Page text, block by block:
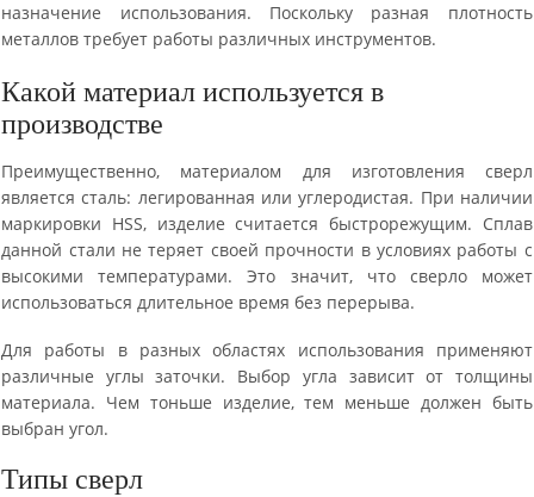
назначение использования. Поскольку разная плотность
металлов требует работы различных инструментов.
Какой материал используется в
производстве
Преимущественно, материалом для изготовления сверл
является сталь: легированная или углеродистая. При наличии
маркировки HSS, изделие считается быстрорежущим. Сплав
данной стали не теряет своей прочности в условиях работы с
высокими температурами. Это значит, что сверло может
использоваться длительное время без перерыва.
Для работы в разных областях использования применяют
различные углы заточки. Выбор угла зависит от толщины
материала. Чем тоньше изделие, тем меньше должен быть
выбран угол.
Типы сверл